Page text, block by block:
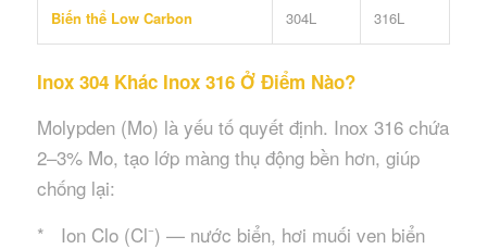
Biến thể Low Carbon 304L 316L
Inox 304 Khác Inox 316 Ở Điểm Nào?
Molypden (Mo) là yếu tố quyết định. Inox 316 chứa
2–3% Mo, tạo lớp màng thụ động bền hơn, giúp
chống lại:
* Ion Clo (Cl⁻) — nước biển, hơi muối ven biển